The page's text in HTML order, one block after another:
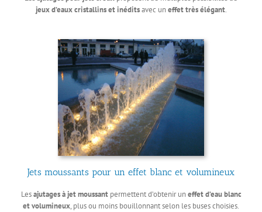
jeux d’eaux cristallins et inéditsavec uneffet très élégant.
Jets moussants pour un effet blanc et volumineux
Lesajutages à jet moussantpermettent d’obtenir uneffet d’eau blanc
et volumineux, plus ou moins bouillonnant selon les buses choisies.